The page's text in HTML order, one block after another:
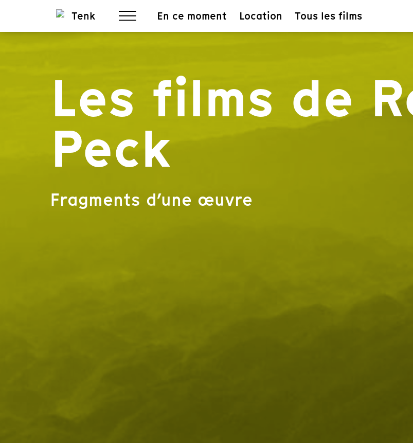
En ce moment Location Tous les films
Les films de
Peck
Fragments d’une œuvre